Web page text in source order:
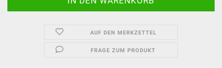
AUF DEN MERKZETTEL
FRAGE ZUM PRODUKT